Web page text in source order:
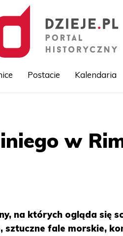
Postacie Kalendaria
w
na których ogląda się
fale morskie,